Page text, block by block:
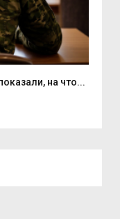
на что...